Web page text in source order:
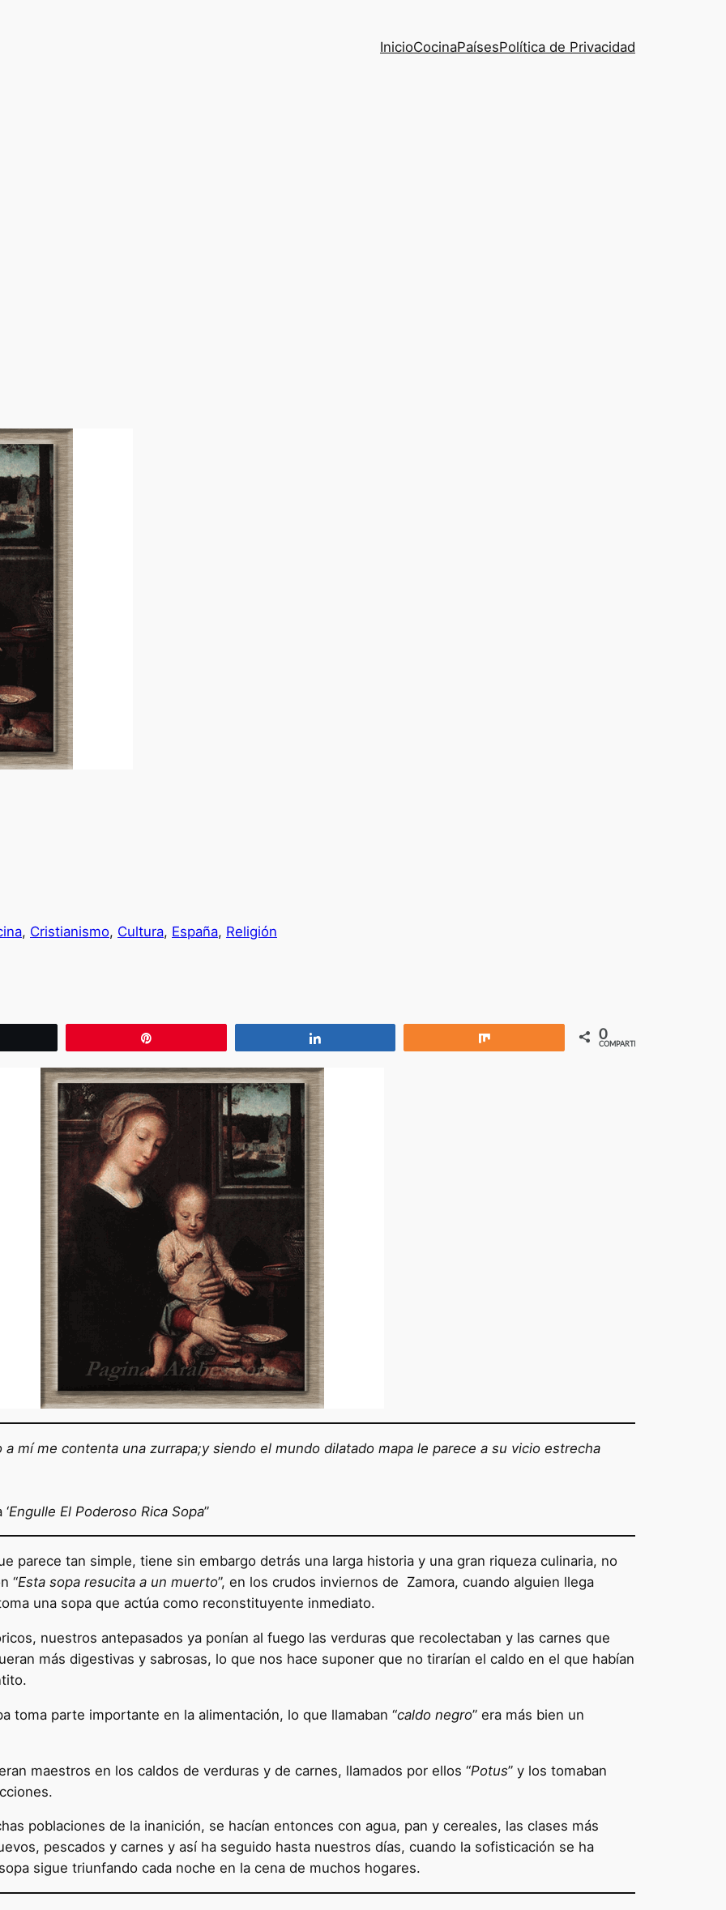
InicioCocinaPaísesPolítica de Privacidad
, Cristianismo, Cultura, España, Religión
0
COMPARTIR
a mí me contenta una zurrapa;y siendo el mundo dilatado mapa le parece a su vicio estrecha
Engulle El Poderoso Rica Sopa”
parece tan simple, tiene sin embargo detrás una larga historia y una gran riqueza culinaria, no
“Esta sopa resucita a un muerto”, en los crudos inviernos de Zamora, cuando alguien llega
una sopa que actúa como reconstituyente inmediato.
nuestros antepasados ya ponían al fuego las verduras que recolectaban y las carnes que
más digestivas y sabrosas, lo que nos hace suponer que no tirarían el caldo en el que habían
toma parte importante en la alimentación, lo que llamaban “caldo negro” era más bien un
maestros en los caldos de verduras y de carnes, llamados por ellos “Potus” y los tomaban
poblaciones de la inanición, se hacían entonces con agua, pan y cereales, las clases más
pescados y carnes y así ha seguido hasta nuestros días, cuando la sofisticación se ha
sigue triunfando cada noche en la cena de muchos hogares.